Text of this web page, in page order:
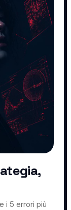
i 5 errori più